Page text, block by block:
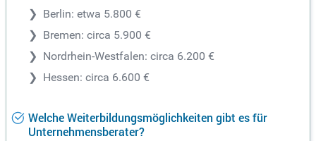
Berlin: etwa 5.800 €
Bremen: circa 5.900 €
Nordrhein-Westfalen: circa 6.200 €
Hessen: circa 6.600 €
Welche Weiterbildungsmöglichkeiten gibt es für
Unternehmensberater?